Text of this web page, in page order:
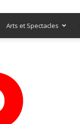
Arts et Spectacles